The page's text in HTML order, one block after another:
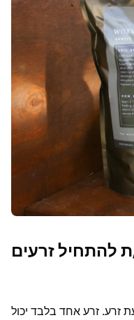
להתחיל זרעים
זרע. זרע אחד בלבד יכול